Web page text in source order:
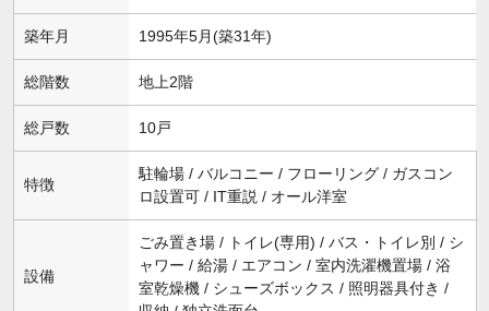
築年月 1995年5月(築31年)
総階数 地上2階
総戸数 10戸
特徴
駐輪場 / バルコニー / フローリング / ガスコン
ロ設置可 / IT重説 / オール洋室
設備
ごみ置き場 / トイレ(専用) / バス・トイレ別 / シ
ャワー / 給湯 / エアコン / 室内洗濯機置場 / 浴
室乾燥機 / シューズボックス / 照明器具付き /